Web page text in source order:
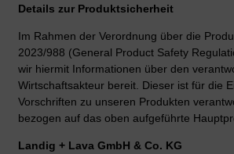
Details zur Produktsicherheit
Im Rahmen der Verordnung über die
2023/988 (General Product Safety
wir hiermit Informationen über den
Wirtschaftsakteur bereit. Dieser ist für die
Vorschriften zu unseren Produkten
bezogen auf das oben aufgeführte
Landig + Lava GmbH & Co. KG